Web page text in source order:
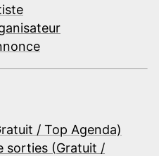
/ Top Agenda)
sorties (Gratuit /